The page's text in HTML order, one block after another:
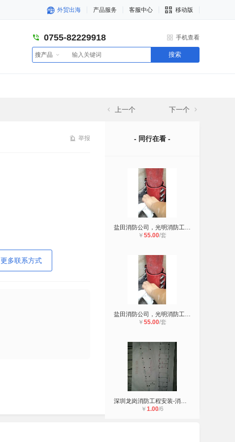
外贸出海 产品服务 客服中心 移动版
0755-82229918 手机查看
搜产品 搜索
上一个 下一个
举报
更多联系方式
- 同行在看 -
盐田消防公司，光明消防工程安装，龙
￥ 55.00/套
盐田消防公司，光明消防工程安装，龙
￥ 55.00/套
深圳龙岗消防工程安装-消防水管漏水
￥ 1.00/6